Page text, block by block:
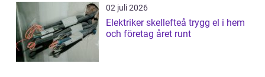
02 juli 2026
Elektriker skellefteå trygg el i hem
och företag året runt